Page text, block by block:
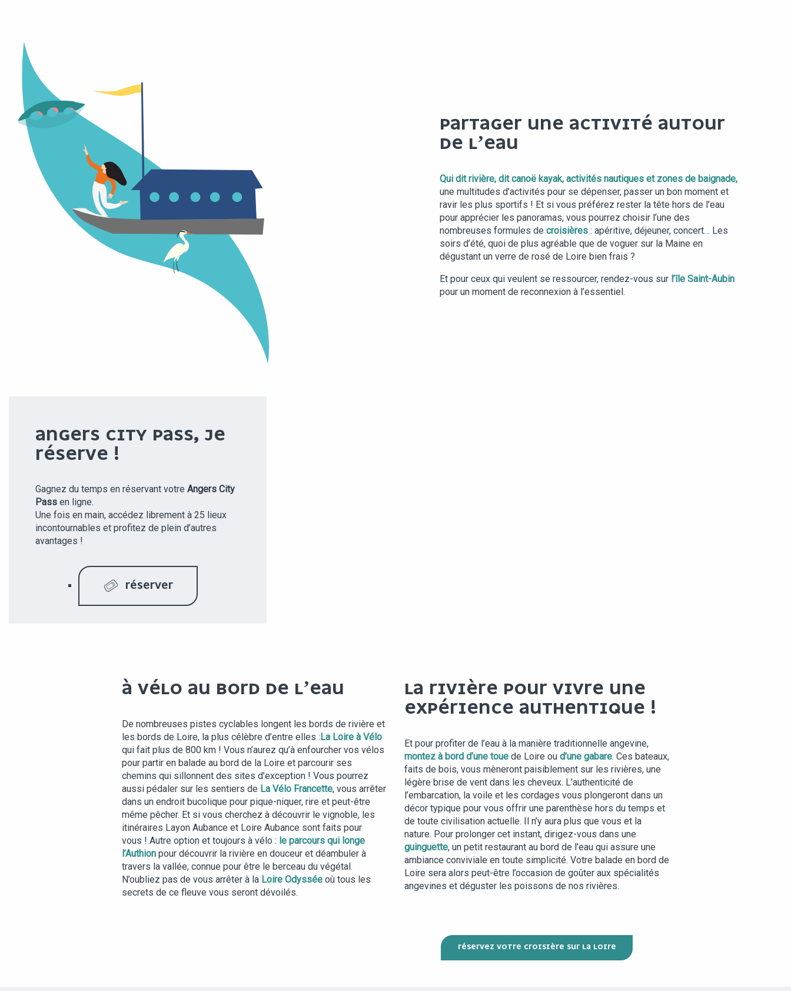
PARTAGER UNE ACTIVITÉ AUTOUR
DE L’EAU
Qui dit rivière, dit canoë kayak, activités nautiques et zones de baignade,
une multitudes d’activités pour se dépenser, passer un bon moment et
ravir les plus sportifs ! Et si vous préférez rester la tête hors de l’eau
pour apprécier les panoramas, vous pourrez choisir l’une des
nombreuses formules de croisières : apéritive, déjeuner, concert… Les
soirs d’été, quoi de plus agréable que de voguer sur la Maine en
dégustant un verre de rosé de Loire bien frais ?
Et pour ceux qui veulent se ressourcer, rendez-vous sur l’île Saint-Aubin
pour un moment de reconnexion à l’essentiel.
ANGERS CITY PASS, JE
RÉSERVE !
Gagnez du temps en réservant votre Angers City
Pass en ligne.
Une fois en main, accédez librement à 25 lieux
incontournables et profitez de plein d’autres
avantages !
RÉSERVER
À VÉLO AU BORD DE L’EAU
De nombreuses pistes cyclables longent les bords de rivière et
les bords de Loire, la plus célèbre d’entre elles :La Loire à Vélo
qui fait plus de 800 km ! Vous n’aurez qu’à enfourcher vos vélos
pour partir en balade au bord de la Loire et parcourir ses
chemins qui sillonnent des sites d’exception ! Vous pourrez
aussi pédaler sur les sentiers de La Vélo Francette, vous arrêter
dans un endroit bucolique pour pique-niquer, rire et peut-être
même pêcher. Et si vous cherchez à découvrir le vignoble, les
itinéraires Layon Aubance et Loire Aubance sont faits pour
vous ! Autre option et toujours à vélo : le parcours qui longe
l’Authion pour découvrir la rivière en douceur et déambuler à
travers la vallée, connue pour être le berceau du végétal.
N’oubliez pas de vous arrêter à la Loire Odyssée où tous les
secrets de ce fleuve vous seront dévoilés.
LA RIVIÈRE POUR VIVRE UNE
EXPÉRIENCE AUTHENTIQUE !
Et pour profiter de l’eau à la manière traditionnelle angevine,
montez à bord d’une toue de Loire ou d’une gabare. Ces bateaux,
faits de bois, vous mèneront paisiblement sur les rivières, une
légère brise de vent dans les cheveux. L’authenticité de
l’embarcation, la voile et les cordages vous plongeront dans un
décor typique pour vous offrir une parenthèse hors du temps et
de toute civilisation actuelle. Il n’y aura plus que vous et la
nature. Pour prolonger cet instant, dirigez-vous dans une
guinguette, un petit restaurant au bord de l’eau qui assure une
ambiance conviviale en toute simplicité. Votre balade en bord de
Loire sera alors peut-être l’occasion de goûter aux spécialités
angevines et déguster les poissons de nos rivières.
RÉSERVEZ VOTRE CROISIÈRE SUR LA LOIRE